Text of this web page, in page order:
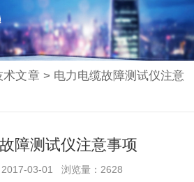
术文章 > 电力电缆故障测试仪注意
障测试仪注意事项
2017-03-01 浏览量：2628